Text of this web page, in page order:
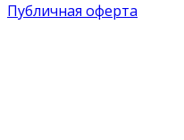
Публичная оферта